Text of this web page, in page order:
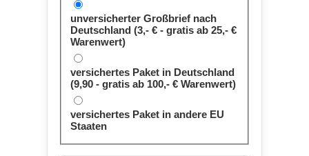
unversicherter Großbrief nach
Deutschland (3,- € - gratis ab 25,- €
Warenwert)
versichertes Paket in Deutschland
(9,90 - gratis ab 100,- € Warenwert)
versichertes Paket in andere EU
Staaten